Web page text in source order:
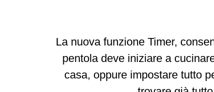
La nuova funzione Timer,
pentola deve iniziare a
casa, oppure impostare tutto